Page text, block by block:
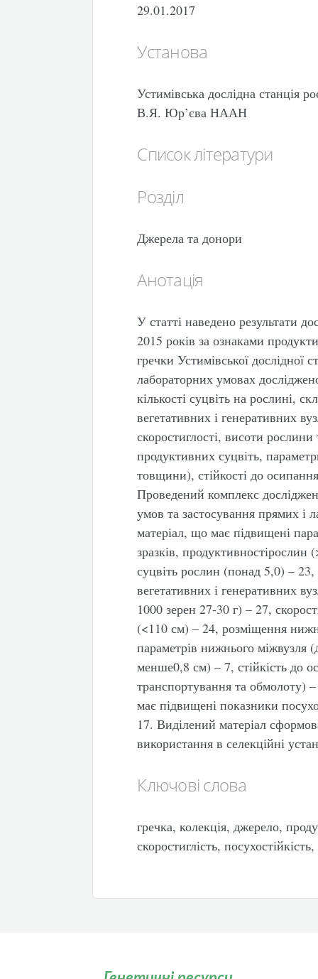
29.01.2017
Установа
Устимівська дослідна станція
В.Я. Юр’єва НААН
Список літератури
Розділ
Джерела та донори
Анотація
У статті наведено результати
2015 років за ознаками
гречки Устимівської дослідної
лабораторних умовах
кількості суцвіть на рослині,
вегетативних і генеративних
скоростиглості, висоти
продуктивних суцвіть,
товщини), стійкості до
Проведений комплекс
умов та застосування прямих і
матеріал, що має підвищені
зразків, продуктивностірослин
суцвіть рослин (понад 5,0) –
вегетативних і генеративних
1000 зерен 27-30 г) – 27,
(<110 см) – 24, розміщення
параметрів нижнього
менше0,8 см) – 7, стійкість до
транспортування та обмолоту)
має підвищені показники
17. Виділений матеріал
використання в селекційні
Ключові слова
гречка, колекція, джерело,
скоростиглість,